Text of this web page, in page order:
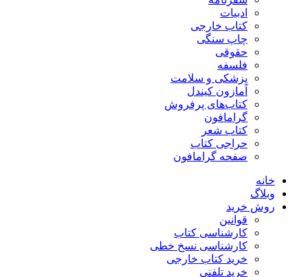
ادبیات
کتاب خارجی
چاپ سنگی
حقوقی
فلسفه
پزشکی و سلامت
آمازون کیندل
کتاب‌های پرفروش
گرامافون
کتاب شعر
حراجی کتاب
صفحه گرامافون
خانه
وبلاگ
روش خرید
قوانین
کارشناسی کتاب
کارشناسی نسخ خطی
خرید کتاب خارجی
خرید تلفنی